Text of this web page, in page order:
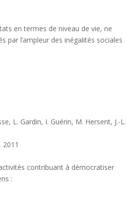
en termes de niveau de vie, ne
par l’ampleur des inégalités sociales
L. Gardin, I. Guérin, M. Hersent, J.-L.
2011
contribuant à démocratiser
: